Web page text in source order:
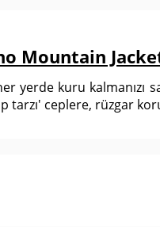
Mountain
yerde kuru
tarzı' ceplere, rüzgar